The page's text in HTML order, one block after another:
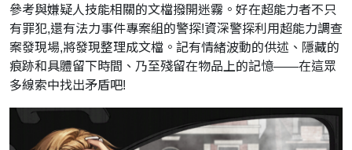
參考與嫌疑人技能相關的文檔撥開迷霧。好在超能力者不只
有罪犯,還有法力事件專案組的警探!資深警探利用超能力調查
案發現場,將發現整理成文檔。記有情緒波動的供述、隱藏的
痕跡和具體留下時間、乃至殘留在物品上的記憶——在這眾
多線索中找出矛盾吧!